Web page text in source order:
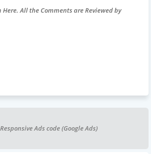
Here. All the Comments are Reviewed by
Ads code (Google Ads)